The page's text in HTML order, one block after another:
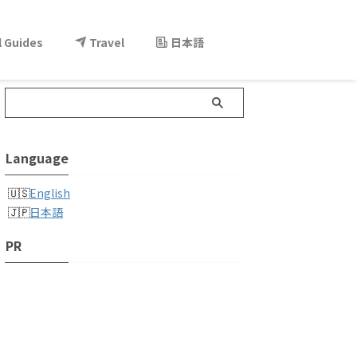
Guides Travel 日本語
Language
English
日本語
PR